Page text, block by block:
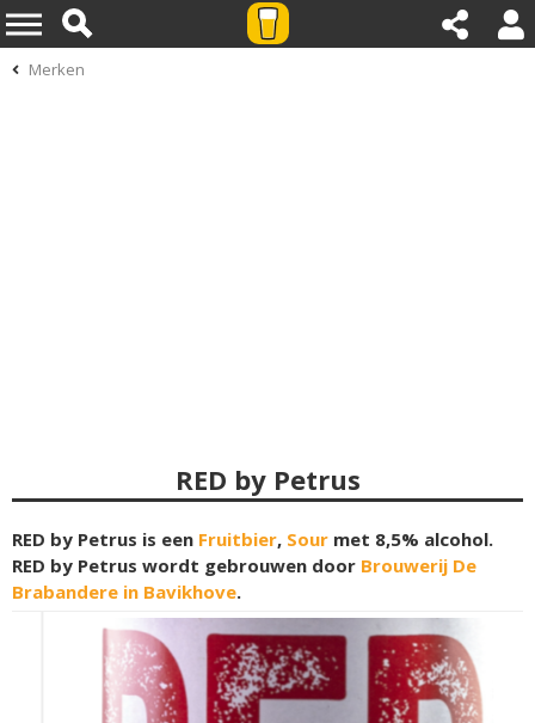
Merken
RED by Petrus
RED by Petrus is een Fruitbier, Sour met 8,5% alcohol.
RED by Petrus wordt gebrouwen door Brouwerij De
Brabandere in Bavikhove.